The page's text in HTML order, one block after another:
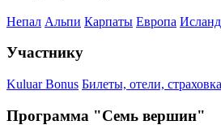
Непал Альпи Карпаты Европа
Участнику
Kuluar Bonus Билеты, отели, страховка
Программа "Семь вершин"